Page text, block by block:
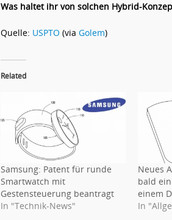
Was haltet ihr von solchen Hybrid-
Quelle: USPTO (via Golem)
Related
Samsung: Patent für runde
Smartwatch mit
Gestensteuerung beantragt
In "Technik-News"
Neues
bald
einem
In